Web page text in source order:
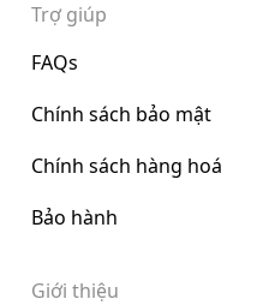
Trợ giúp
FAQs
Chính sách bảo mật
Chính sách hàng hoá
Bảo hành
Giới thiệu